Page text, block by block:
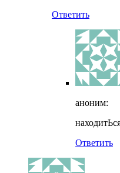
Ответить
аноним:
Ответить